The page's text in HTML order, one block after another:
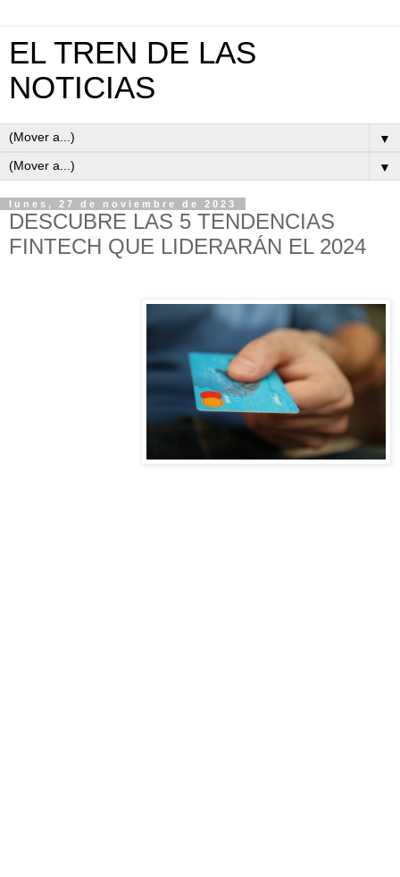
EL TREN DE LAS
NOTICIAS
▼
▼
lunes, 27 de noviembre de 2023
DESCUBRE LAS 5 TENDENCIAS
FINTECH QUE LIDERARÁN EL 2024